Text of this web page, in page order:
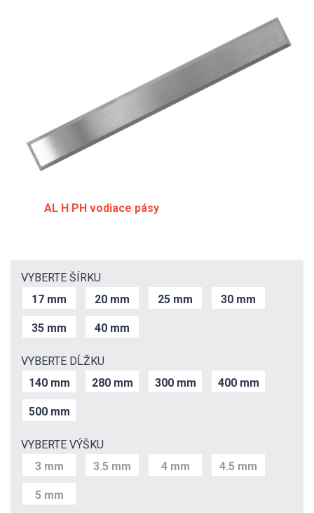
AL H PH vodiace pásy
VYBERTE ŠÍRKU
17 mm
20 mm 25 mm 30 mm
35 mm 40 mm
VYBERTE DĹŽKU
140 mm
280 mm 300 mm 400 mm
500 mm
VYBERTE VÝŠKU
3 mm
3.5 mm 4 mm 4.5 mm
5 mm